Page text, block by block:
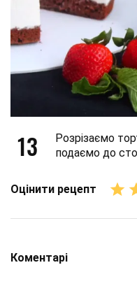
13
Розрізаємо
подаємо до
Оцінити рецепт
Коментарі